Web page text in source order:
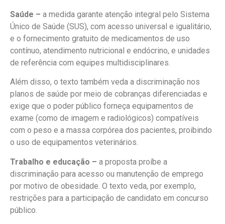
Saúde – a medida garante atenção integral pelo Sistema
Único de Saúde (SUS), com acesso universal e igualitário,
e o fornecimento gratuito de medicamentos de uso
contínuo, atendimento nutricional e endócrino, e unidades
de referência com equipes multidisciplinares.
Além disso, o texto também veda a discriminação nos
planos de saúde por meio de cobranças diferenciadas e
exige que o poder público forneça equipamentos de
exame (como de imagem e radiológicos) compatíveis
com o peso e a massa corpórea dos pacientes, proibindo
o uso de equipamentos veterinários.
Trabalho e educação – a proposta proíbe a
discriminação para acesso ou manutenção de emprego
por motivo de obesidade. O texto veda, por exemplo,
restrições para a participação de candidato em concurso
público.